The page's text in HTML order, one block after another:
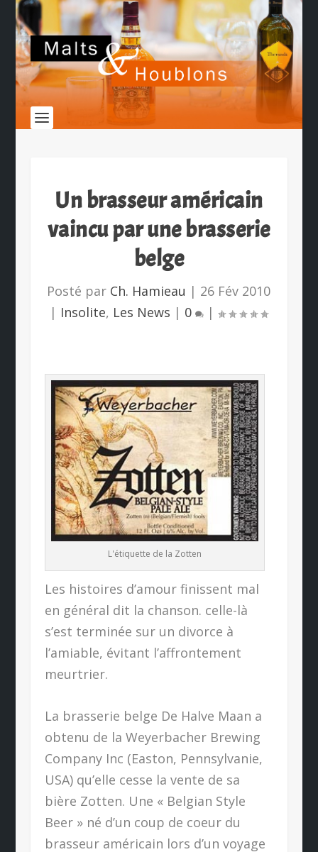
Un brasseur américain
vaincu par une brasserie
belge
Posté par Ch. Hamieau | 26 Fév 2010
| Insolite, Les News | 0 |
L'étiquette de la Zotten
Les histoires d’amour finissent mal
en général dit la chanson. celle-là
s’est terminée sur un divorce à
l’amiable, évitant l’affrontement
meurtrier.
La brasserie belge De Halve Maan a
obtenu de la Weyerbacher Brewing
Company Inc (Easton, Pennsylvanie,
USA) qu’elle cesse la vente de sa
bière Zotten. Une « Belgian Style
Beer » né d’un coup de coeur du
brasseur américain lors d’un voyage